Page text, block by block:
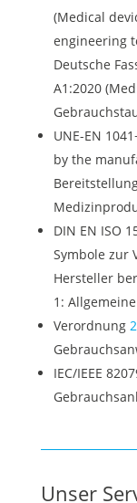
(Medical
engineering
Deutsche
A1:2020
UNE-EN
by the
DIN EN ISO
Symbole zur
Hersteller
1:
Verordnung
IEC/IEEE
Unser